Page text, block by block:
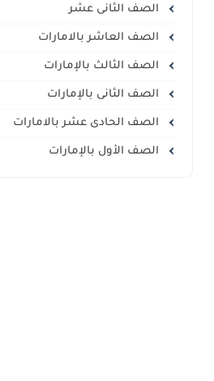
الصف الثانى عشر
الصف العاشر بالامارات
الصف الثالث بالإمارات
الصف الثانى بالإمارات
الصف الحادى عشر بالامارات
الصف الأول بالإمارات